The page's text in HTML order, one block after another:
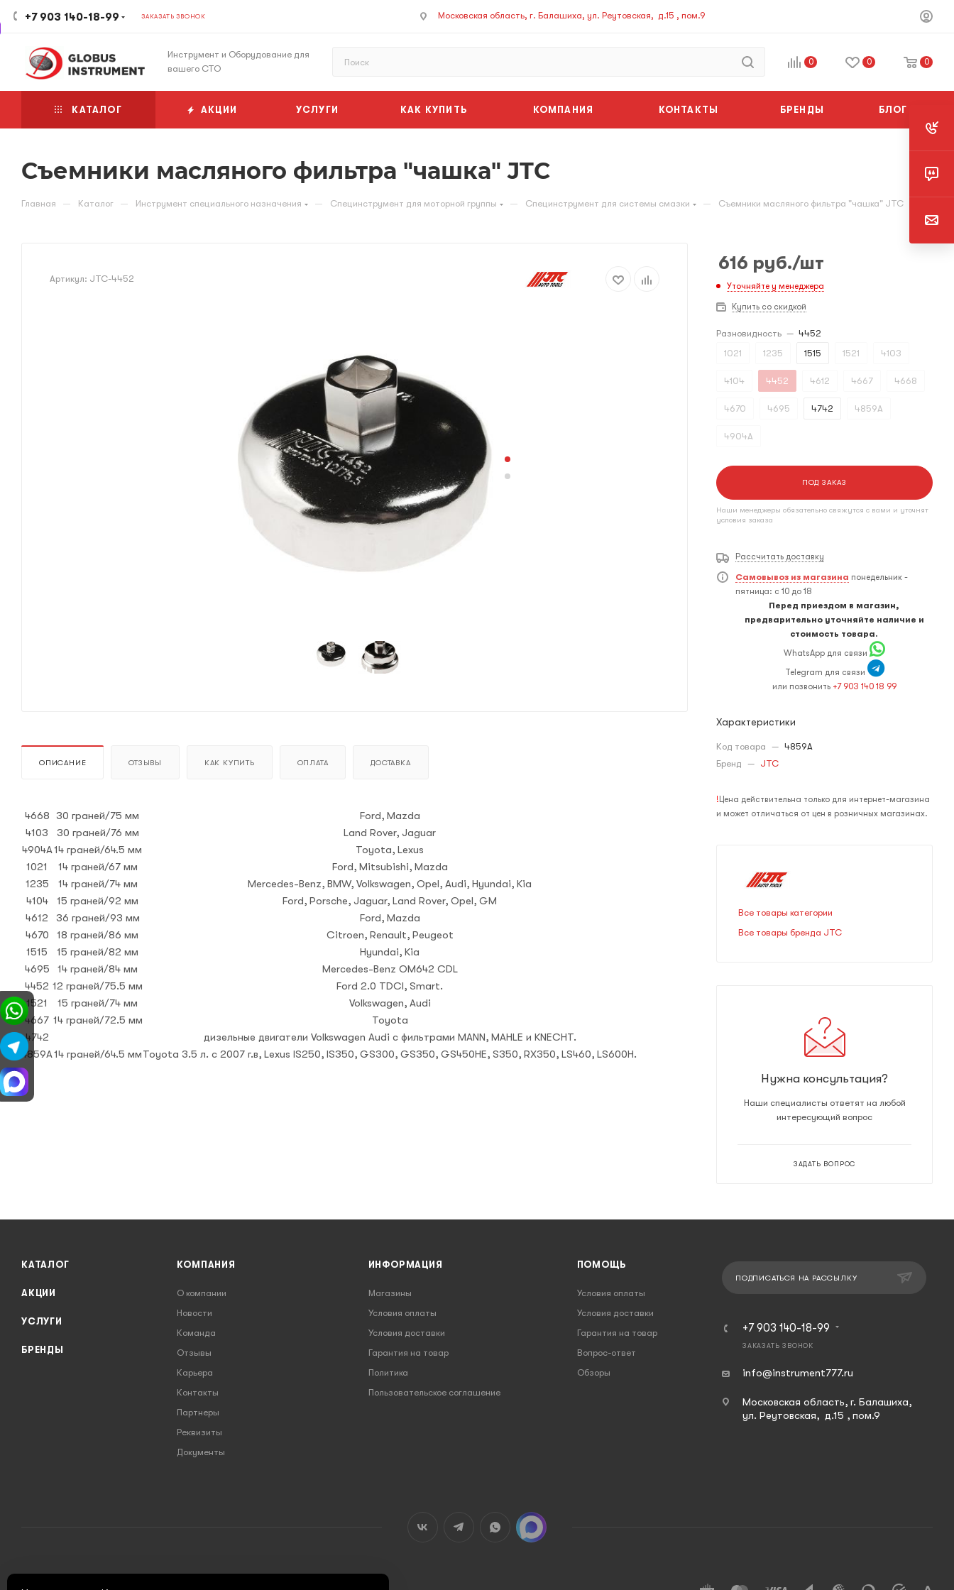
+7 903 140-18-99 ЗАКАЗАТЬ ЗВОНОК Московская область, г. Балашиха, ул. Реутовская, д.15 , пом.9
Инструмент и Оборудование для
вашего СТО
0 0 0
КАТАЛОГ АКЦИИ УСЛУГИ КАК КУПИТЬ КОМПАНИЯ КОНТАКТЫ БРЕНДЫ БЛОГ
Съемники масляного фильтра "чашка" JTC
Главная — Каталог — Инструмент специального назначения — Специнструмент для моторной группы — Специнструмент для системы смазки — Съемники масляного фильтра "чашка" JTC
Артикул: JTC-4452
ОПИСАНИЕ ОТЗЫВЫ КАК КУПИТЬ ОПЛАТА ДОСТАВКА
4668 30 граней/75 мм
Ford, Mazda
4103
30 граней/76 мм
Land Rover, Jaguar
4904A14 граней/64.5 мм
Toyota, Lexus
1021
14 граней/67 мм
Ford, Mitsubishi, Mazda
1235
14 граней/74 мм
Mercedes-Benz, BMW, Volkswagen, Opel, Audi, Hyundai, Kia
4104
15 граней/92 мм
Ford, Porsche, Jaguar, Land Rover, Opel, GM
4612
36 граней/93 мм
Ford, Mazda
4670
18 граней/86 мм
Citroen, Renault, Peugeot
1515
15 граней/82 мм
Hyundai, Kia
4695
14 граней/84 мм
Mercedes-Benz ОМ642 CDL
4452 12 граней/75.5 мм
Ford 2.0 TDCI, Smart.
1521
15 граней/74 мм
Volkswagen, Audi
4667 14 граней/72.5 мм
Toyota
4742
дизельные двигатели Volkswagen Audi с фильтрами MANN, MAHLE и KNECHT.
4859A14 граней/64.5 ммToyota 3.5 л. с 2007 г.в, Lexus IS250, IS350, GS300, GS350, GS450HE, S350, RX350, LS460, LS600H.
616 руб./шт
Уточняйте у менеджера
Купить со скидкой
Разновидность — 4452
1021
1235 1515 1521 4103
4104 4452 4612 4667 4668
4670 4695 4742 4859A
4904A
ПОД ЗАКАЗ
Наши менеджеры обязательно свяжутся с вами и уточнят
условия заказа
Рассчитать доставку
Самовывоз из магазина понедельник -
пятница: с 10 до 18
Перед приездом в магазин,
предварительно уточняйте наличие и
стоимость товара.
WhatsApp для связи
Telegram для связи
или позвонить +7 903 140 18 99
Характеристики
Код товара — 4859A
Бренд — JTC
! Цена действительна только для интернет-магазина
и может отличаться от цен в розничных магазинах.
Все товары категории
Все товары бренда JTC
Нужна консультация?
Наши специалисты ответят на любой
интересующий вопрос
ЗАДАТЬ ВОПРОС
КАТАЛОГ
АКЦИИ
УСЛУГИ
БРЕНДЫ
КОМПАНИЯ
О компании
Новости
Команда
Отзывы
Карьера
Контакты
Партнеры
Реквизиты
Документы
ИНФОРМАЦИЯ
Магазины
Условия оплаты
Условия доставки
Гарантия на товар
Политика
Пользовательское соглашение
ПОМОЩЬ
Условия оплаты
Условия доставки
Гарантия на товар
Вопрос-ответ
Обзоры
ПОДПИСАТЬСЯ НА РАССЫЛКУ
+7 903 140-18-99
ЗАКАЗАТЬ ЗВОНОК
info@instrument777.ru
Московская область, г. Балашиха,
ул. Реутовская, д.15 , пом.9